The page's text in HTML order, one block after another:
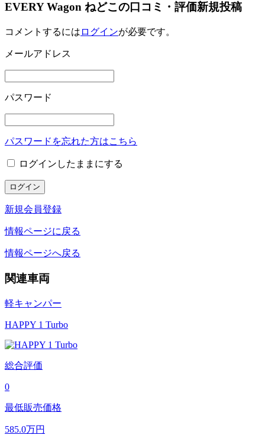
EVERY Wagon ねどこの口コミ・評価新規投稿
コメントするには ログインが必要です。
メールアドレス
パスワード
パスワードを忘れた方はこちら
ログインしたままにする
新規会員登録
情報ページに戻る
情報ページへ戻る
関連車両
軽キャンパー
HAPPY 1 Turbo
総合評価
0
最低販売価格
585.0万円